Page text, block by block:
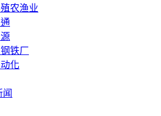
农渔业
铁厂
化